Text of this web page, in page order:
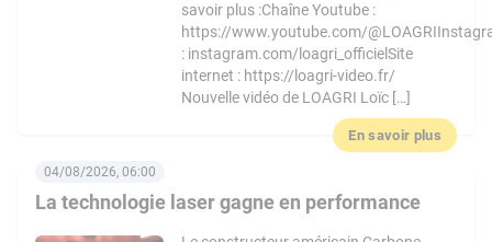
savoir plus :Chaîne Youtube :
https://www.youtube.com/
: instagram.com/loagri_officielSite
internet : https://loagri-video.fr/
Nouvelle vidéo de LOAGRI Loïc […]
En savoir plus
La technologie laser gagne en performance
04/08/2026, 06:00